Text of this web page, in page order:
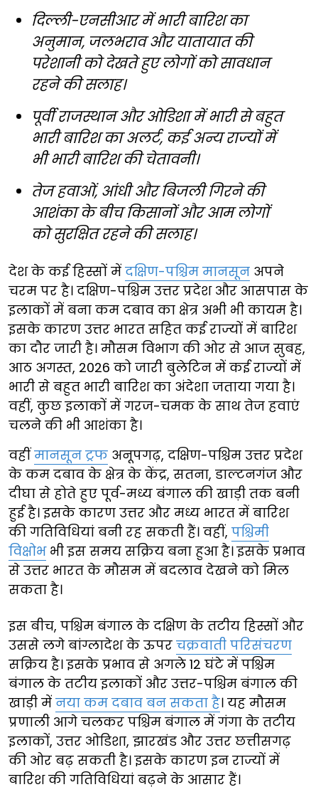
दिल्ली-एनसीआर में भारी बारिश का
अनुमान, जलभराव और यातायात की
परेशानी को देखते हुए लोगों को सावधान
रहने की सलाह।
पूर्वी राजस्थान और ओडिशा में भारी से बहुत
भारी बारिश का अलर्ट, कई अन्य राज्यों में
भी भारी बारिश की चेतावनी।
तेज हवाओं, आंधी और बिजली गिरने की
आशंका के बीच किसानों और आम लोगों
को सुरक्षित रहने की सलाह।
देश के कई हिस्सों में दक्षिण-पश्चिम मानसून अपने
चरम पर है। दक्षिण-पश्चिम उत्तर प्रदेश और आसपास के
इलाकों में बना कम दबाव का क्षेत्र अभी भी कायम है।
इसके कारण उत्तर भारत सहित कई राज्यों में बारिश
का दौर जारी है। मौसम विभाग की ओर से आज सुबह,
आठ अगस्त, 2026 को जारी बुलेटिन में कई राज्यों में
भारी से बहुत भारी बारिश का अंदेशा जताया गया है।
वहीं, कुछ इलाकों में गरज-चमक के साथ तेज हवाएं
चलने की भी आशंका है।
वहींमानसून ट्रफ अनूपगढ़, दक्षिण-पश्चिम उत्तर प्रदेश
के कम दबाव के क्षेत्र के केंद्र, सतना, डाल्टनगंज और
दीघा से होते हुए पूर्व-मध्य बंगाल की खाड़ी तक बनी
हुई है। इसके कारण उत्तर और मध्य भारत में बारिश
की गतिविधियां बनी रह सकती हैं। वहीं, पश्चिमी
विक्षोभभी इस समय सक्रिय बना हुआ है। इसके प्रभाव
से उत्तर भारत के मौसम में बदलाव देखने को मिल
सकता है।
इस बीच, पश्चिम बंगाल के दक्षिण के तटीय हिस्सों और
उससे लगे बांग्लादेश के ऊपर चक्रवाती परिसंचरण
सक्रिय है। इसके प्रभाव से अगले 12 घंटे में पश्चिम
बंगाल के तटीय इलाकों और उत्तर-पश्चिम बंगाल की
खाड़ी में नया कम दबाव बन सकता है। यह मौसम
प्रणाली आगे चलकर पश्चिम बंगाल में गंगा के तटीय
इलाकों, उत्तर ओडिशा, झारखंड और उत्तर छत्तीसगढ़
की ओर बढ़ सकती है। इसके कारण इन राज्यों में
बारिश की गतिविधियां बढ़ने के आसार हैं।